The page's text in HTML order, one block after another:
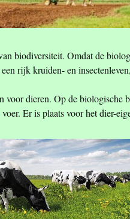
biodiversiteit. Omdat de
een rijk kruiden- en
voor dieren. Op de biologische
Er is plaats voor het dier-